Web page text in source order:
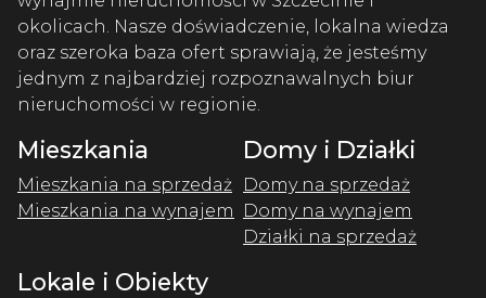
okolicach. Nasze doświadczenie, lokalna wiedza
oraz szeroka baza ofert sprawiają, że jesteśmy
jednym z najbardziej rozpoznawalnych biur
nieruchomości w regionie.
Mieszkania
Mieszkania na sprzedaż
Mieszkania na wynajem
Domy i Działki
Domy na sprzedaż
Domy na wynajem
Działki na sprzedaż
Lokale i Obiekty